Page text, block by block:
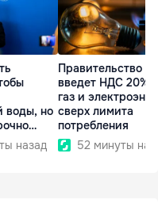
воды, но
назад
Правительство
введет НДС 20%
газ и
сверх лимита
потребления
52 минуты